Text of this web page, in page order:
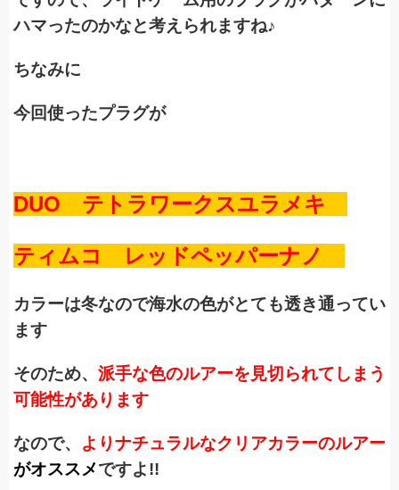
ハマったのかなと考えられますね♪
ちなみに
今回使ったプラグが
DUO テトラワークスユラメキ
ティムコ レッドペッパーナノ
カラーは冬なので海水の色がとても透き通ってい
ます
そのため、 派手な色のルアーを見切られてしまう
可能性があります
なので、 よりナチュラルなクリアカラーのルアー
がオススメですよ!!